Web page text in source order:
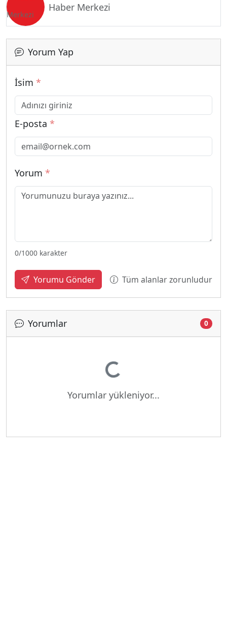
Haber Merkezi
Yorum Yap
İsim *
E-posta *
Yorum *
0/1000 karakter
Yorumu Gönder Tüm alanlar zorunludur
Yorumlar 0
Yükleniyor...
Yorumlar yükleniyor...